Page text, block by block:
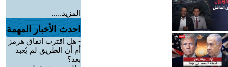
المزيد.....
احدث الأخبار المهمة
- هل اقترب اتفاق هرمز
أم أن الطريق لم يُعبد
بعد؟